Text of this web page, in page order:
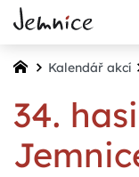
Kalendář akcí
34.